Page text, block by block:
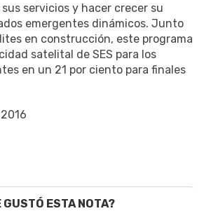
servicios y hacer crecer su
emergentes dinámicos. Junto
en construcción, este programa
satelital de SES para los
en un 21 por ciento para finales
GUSTÓ ESTA NOTA?